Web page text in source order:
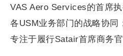
VAS Aero Services的首席
各USM业务部门的战略协同
专注于履行Satair首席商务官